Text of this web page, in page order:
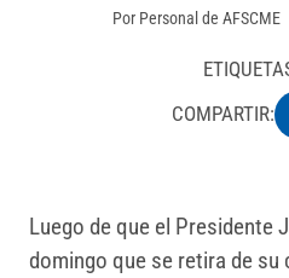
Por Personal de AFSCME
COMPARTIR:
Luego de que el Presidente
domingo que se retira de su